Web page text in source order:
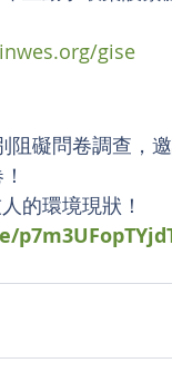
gise
阻礙問卷調查，
的環境現狀！